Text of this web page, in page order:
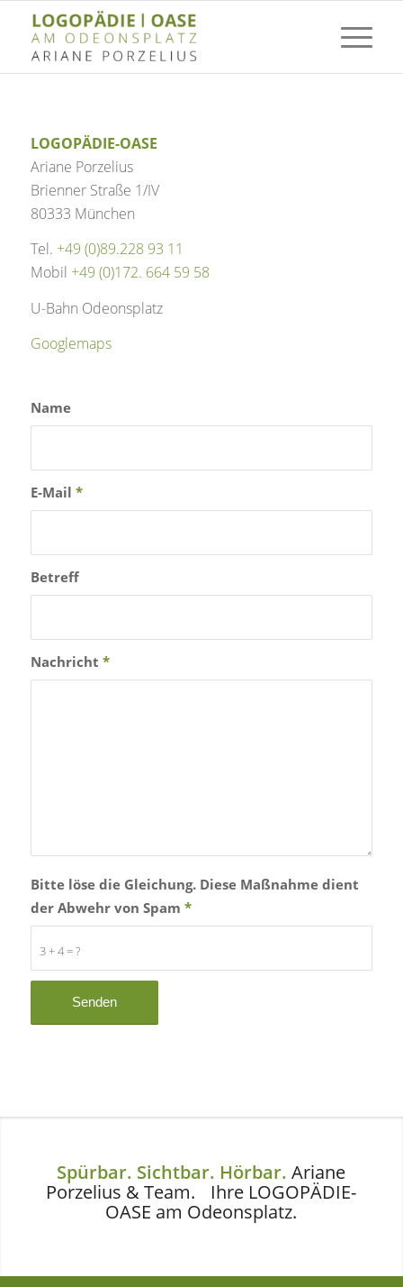
LOGOPÄDIE-OASE
Ariane Porzelius
Brienner Straße 1/IV
80333 München
Tel. +49 (0)89.228 93 11
Mobil +49 (0)172. 664 59 58
U-Bahn Odeonsplatz
Googlemaps
Name
E-Mail *
Betreff
Nachricht *
3 + 4 = ?
Bitte löse die Gleichung. Diese Maßnahme dient
der Abwehr von Spam *
Spürbar. Sichtbar. Hörbar. Ariane
Porzelius &Team. Ihre LOGOPÄDIE-
OASE am Odeonsplatz.